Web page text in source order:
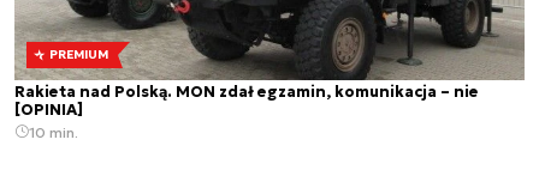
PREMIUM
Rakieta nad Polską. MON zdał egzamin, komunikacja – nie
[OPINIA]
10 min.